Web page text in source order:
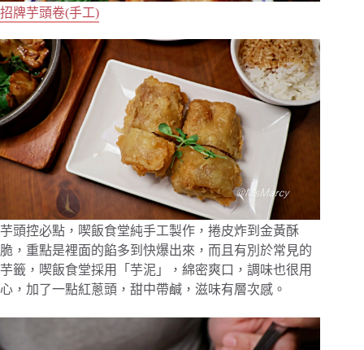
招牌芋頭卷(手工)
芋頭控必點，喫飯食堂純手工製作，捲皮炸到金黃酥
脆，重點是裡面的餡多到快爆出來，而且有別於常見的
芋籤，喫飯食堂採用「芋泥」，綿密爽口，調味也很用
心，加了一點紅蔥頭，甜中帶鹹，滋味有層次感。